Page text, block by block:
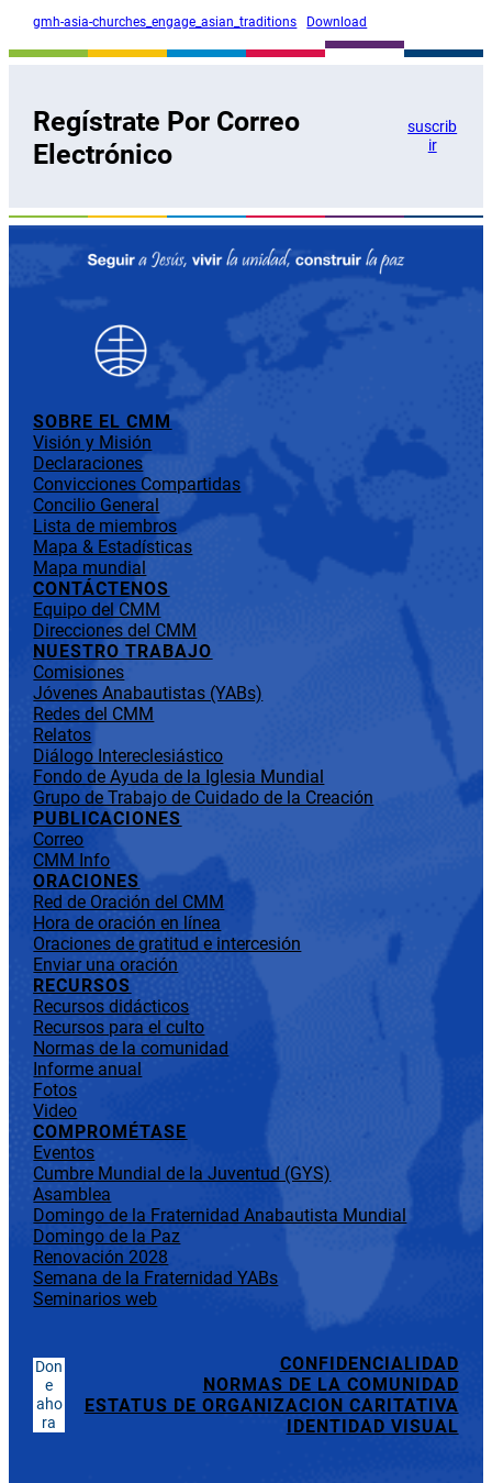
gmh-asia-churches_engage_asian_traditions Download
Regístrate Por Correo
Electrónico
suscrib
ir
SOBRE EL CMM
Visión y Misión
Declaraciones
Convicciones Compartidas
Concilio General
Lista de miembros
Mapa & Estadísticas
Mapa mundial
CONTÁCTENOS
Equipo del CMM
Direcciones del CMM
NUESTRO TRABAJO
Comisiones
Jóvenes Anabautistas (YABs)
Redes del CMM
Relatos
Diálogo Intereclesiástico
Fondo de Ayuda de la Iglesia Mundial
Grupo de Trabajo de Cuidado de la Creación
PUBLICACIONES
Correo
CMM Info
ORACIONES
Red de Oración del CMM
Hora de oración en línea
Oraciones de gratitud e intercesión
Enviar una oración
RECURSOS
Recursos didácticos
Recursos para el culto
Normas de la comunidad
Informe anual
Fotos
Video
COMPROMÉTASE
Eventos
Cumbre Mundial de la Juventud (GYS)
Asamblea
Domingo de la Fraternidad Anabautista Mundial
Domingo de la Paz
Renovación 2028
Semana de la Fraternidad YABs
Seminarios web
Don
e
aho
ra
CONFIDENCIALIDAD
NORMAS DE LA COMUNIDAD
ESTATUS DE ORGANIZACION CARITATIVA
IDENTIDAD VISUAL